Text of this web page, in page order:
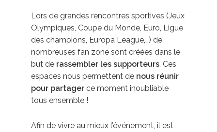
Lors de grandes rencontres sportives (Jeux
Olympiques, Coupe du Monde, Euro, Ligue
des champions, Europa League,…) de
nombreuses fan zone sont créées dans le
but de rassembler les supporteurs. Ces
espaces nous permettent de nous réunir
pour partager ce moment inoubliable
tous ensemble !
Afin de vivre au mieux l’événement, il est